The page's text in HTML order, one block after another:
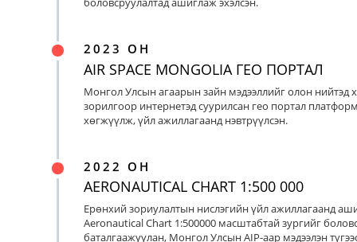
2023 ОН
AIR SPACE MONGOLIA ГЕО ПОРТАЛ
Монгол Улсын агаарын зайн мэдээллийг олон нийтэд
зорилгоор интернетэд суурилсан гео портал
хөгжүүлж, үйл ажиллагаанд нэвтрүүлсэн.
2022 ОН
AERONAUTICAL CHART 1:500 000
Ерөнхий зориулалтын нислэгийн үйл ажиллагаанд
Aeronautical Chart 1:500000 масштабтай зургийг
баталгаажуулан, Монгол Улсын AIP-аар мэдээлэн